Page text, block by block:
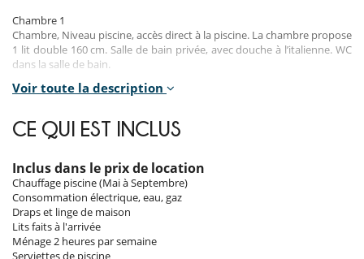
Chambre 1
Chambre, Niveau piscine, accès direct à la piscine. La chambre propose
1 lit double 160 cm. Salle de bain privée, avec douche à l’italienne. WC
dans la salle de bain.
Chambre 2
propose 1 lit double 160 cm transformable en lits twin. Salle de bain
partagée, avec douche.
Chambre 3
Chambre, Niveau jardin, chambre communicante. La chambre
propose 1 lit double 160 cm transformable en lits twin. Salle de bain
partagée, avec douche.
Chambre 4
Chambre, accès direct à la piscine, accès indépendant. La chambre
Voir toute la description
CE QUI EST INCLUS
Inclus dans le prix de location
Chauffage piscine (Mai à Septembre)
Consommation électrique, eau, gaz
Draps et linge de maison
Lits faits à l'arrivée
Ménage 2 heures par semaine